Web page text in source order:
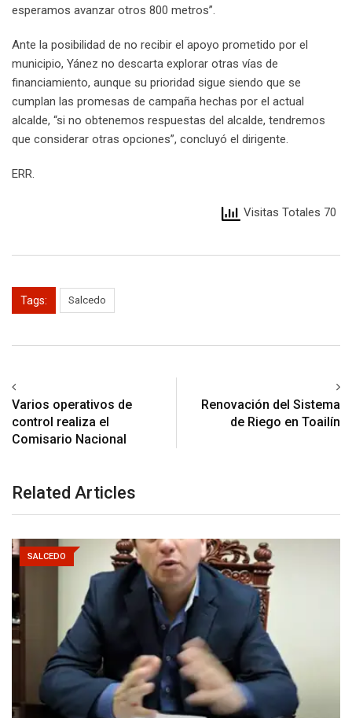
esperamos avanzar otros 800 metros”.
Ante la posibilidad de no recibir el apoyo prometido por el
municipio, Yánez no descarta explorar otras vías de
financiamiento, aunque su prioridad sigue siendo que se
cumplan las promesas de campaña hechas por el actual
alcalde, “si no obtenemos respuestas del alcalde, tendremos
que considerar otras opciones”, concluyó el dirigente.
ERR.
Visitas Totales 70
Tags: Salcedo
Varios operativos de
control realiza el
Comisario Nacional
Renovación del Sistema
de Riego en Toailín
Related Articles
SALCEDO